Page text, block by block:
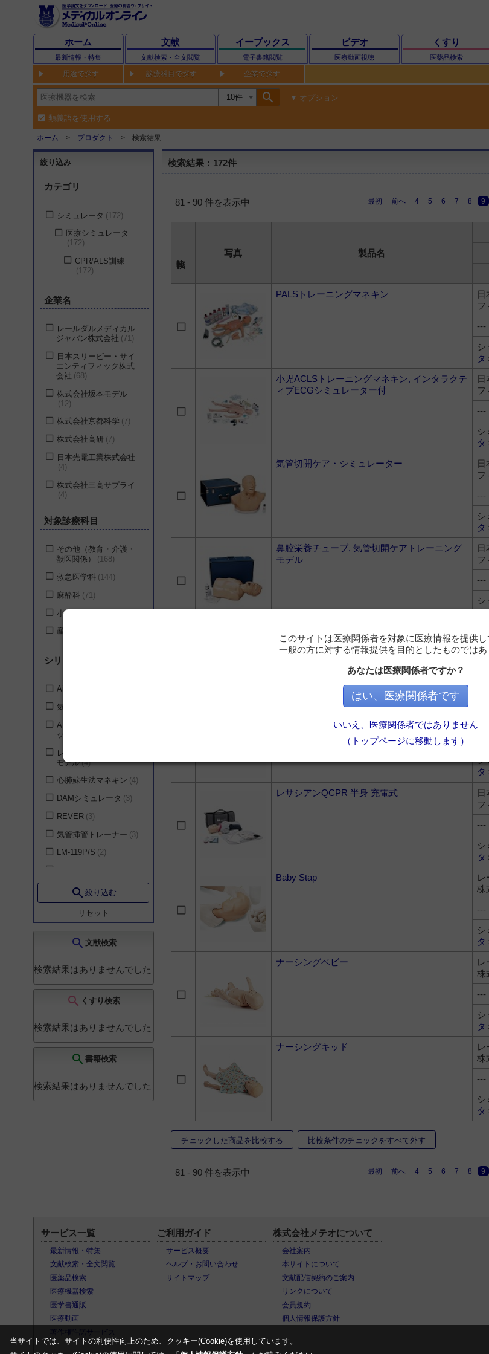
ホーム
最新情報・特集
文献
文献検索・全文閲覧
イーブックス
電子書籍閲覧
ビデオ
医療動画視聴
くすり
医薬品検索
用途で探す 診療科目で探す 企業で探す
search オプション
類義語を使用する
ホーム プロダクト 検索結果
絞り込み
カテゴリ
シミュレータ 172
医療シミュレータ
172
CPR/ALS訓練
172
企業名
レールダルメディカル
ジャパン株式会社 71
日本スリービー・サイ
エンティフィック株式
会社 68
株式会社坂本モデル
12
株式会社京都科学 7
株式会社高研 7
日本光電工業株式会社
4
株式会社三高サプライ
4
対象診療科目
その他（教育・介護・
獣医関係）
168
救急医学科 144
麻酔科 71
小児科
産科
シリーズ
AirSimシリーズ
気道管理トレーナー
AEDトレーニングユニ
ット
レサシアン・CPR半身
モデル 4
心肺蘇生法マネキン 4
DAMシミュレータ 3
REVER 3
気管挿管トレーナー 3
LM-119P/S 2
リトルアンQCPR/AED
リトルアン
2
レサシ
2
レサシアン 2
レサシアン, AEDトレー
ベーシック・バディー
リトルアン QCPR 1
リトルジュニア 1
search 絞り込む
リセット
search 文献検索
検索結果はありませんでした
search くすり検索
検索結果はありませんでした
search 書籍検索
検索結果はありませんでした
検索結果：172件
81 - 90 件を表示中 最初 前へ 4 5 6 7 8 9
写真 製品名
PALSトレーニングマネキン
日
フ
---
シ
タ
小児ACLSトレーニングマネキン, インタラクテ
ィブECGシミュレーター付
日
フ
---
シ
タ
気管切開ケア・シミュレーター
日
フ
---
シ
タ
鼻腔栄養チューブ, 気管切開ケアトレーニング
モデル
日
フ
---
シ
タ
気胸トレーニングマネキン
フ
シ
タ
レサシアンQCPR 半身 充電式
日
フ
---
シ
タ
Baby Stap
レ
株
---
シ
タ
ナーシングベビー
レ
株
---
シ
タ
ナーシングキッド
レ
株
---
シ
タ
チェックした商品を比較する 比較条件のチェックをすべて外す
81 - 90 件を表示中 最初 前へ 4 5 6 7 8 9
サービス一覧
最新情報・特集
文献検索・全文閲覧
医薬品検索
医療機器検索
医学書通販
医療動画
著作権許諾サービス
ご利用ガイド
サービス概要
ヘルプ・お問い合わせ
サイトマップ
株式会社メテオについて
会社案内
本サイトについて
文献配信契約のご案内
リンクについて
会員規約
個人情報保護方針
このサイトは医療関係者を対象に医療情報を提供し
一般の方に対する情報提供を目的としたものではあ
あなたは医療関係者ですか？
はい、医療関係者です
いいえ、医療関係者ではありません
（トップページに移動します）
当サイトでは、サイトの利便性向上のため、クッキー(Cookie)を使用しています。